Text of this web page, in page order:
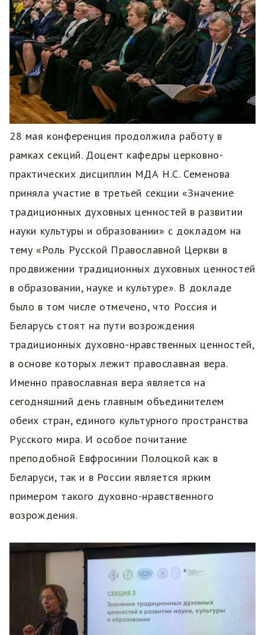
28 мая конференция продолжила работу в
рамках секций. Доцент кафедры церковно-
практических дисциплин МДА Н.С. Семенова
приняла участие в третьей секции «Значение
традиционных духовных ценностей в развитии
науки культуры и образовании» с докладом на
тему «Роль Русской Православной Церкви в
продвижении традиционных духовных ценностей
в образовании, науке и культуре». В докладе
было в том числе отмечено, что Россия и
Беларусь стоят на пути возрождения
традиционных духовно-нравственных ценностей,
в основе которых лежит православная вера.
Именно православная вера является на
сегодняшний день главным объединителем
обеих стран, единого культурного пространства
Русского мира. И особое почитание
преподобной Евфросинии Полоцкой как в
Беларуси, так и в России является ярким
примером такого духовно-нравственного
возрождения.